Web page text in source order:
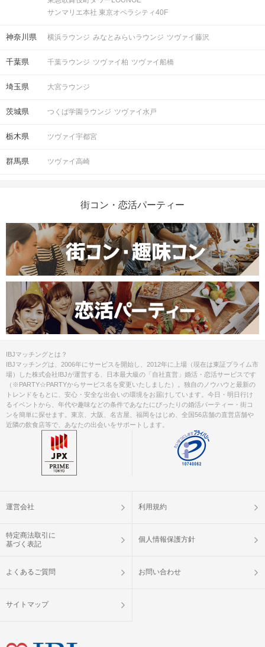
大名古屋ビルヂングを目の前に左に曲がってください。
サンマリエ本社 東京オペラシティ40F
神奈川県 横浜ラウンジ みなとみらいラウンジ ツヴァイ藤沢
千葉県 千葉ラウンジ ツヴァイ柏 ツヴァイ船橋
埼玉県 大宮ラウンジ
茨城県 つくば学園ラウンジ ツヴァイ水戸
栃木県 ツヴァイ宇都宮
群馬県 ツヴァイ高崎
街コン・恋活パーティー
IBJマッチングとは？
IBJマッチングは、2006年にサービスを開始し、2012年に上場（現在は東証プライム市
場）した株式会社IBJが運営する、日本最大級の「自社直営」婚活・恋活サービスです
（※PARTY☆PARTYからサービス名を変更いたしました）。独自のノウハウと最新の
トレンドをもとに、安心・安全な出会いの環境をお届けしています。今日・明日行け
るイベントから、年代や趣味などの条件であなたにぴったりの婚活パーティー・街コ
ンを簡単に探せます。東京、大阪、名古屋、福岡をはじめ、全国56店舗の直営店舗や
近隣の飲食店等で、あなたの出会いをサポートします。
運営会社 利用規約
特定商法取引に
基づく表記
個人情報保護方針
よくあるご質問 お問い合わせ
サイトマップ